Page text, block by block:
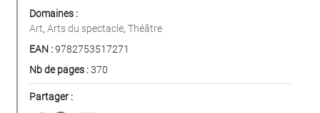
Domaines :
Art, Arts du spectacle, Théâtre
EAN :9782753517271
Nb de pages :370
Partager :